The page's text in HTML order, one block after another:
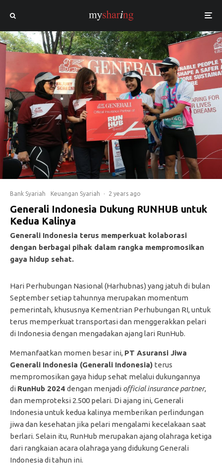
Bank Syariah Keuangan Syariah · 2 years ago
Generali Indonesia Dukung RUNHUB untuk
Kedua Kalinya
Generali Indonesia terus memperkuat kolaborasi
dengan berbagai pihak dalam rangka mempromosikan
gaya hidup sehat.
Hari Perhubungan Nasional (Harhubnas) yang jatuh di bulan
September setiap tahunnya merupakan momentum
pemerintah, khususnya Kementrian Perhubungan RI, untuk
terus memperkuat transportasi dan menggerakkan pelari
di Indonesia dengan mengadakan ajang lari RunHub.
Memanfaatkan momen besar ini, PT Asuransi Jiwa
Generali Indonesia (Generali Indonesia) terus
mempromosikan gaya hidup sehat melalui dukungannya
di RunHub 2024 dengan menjadi official insurance partner,
dan memproteksi 2.500 pelari. Di ajang ini, Generali
Indonesia untuk kedua kalinya memberikan perlindungan
jiwa dan kesehatan jika pelari mengalami kecelakaan saat
berlari. Selain itu, RunHub merupakan ajang olahraga ketiga
dari rangkaian acara olahraga yang didukung Generali
Indonesia di tahun ini.